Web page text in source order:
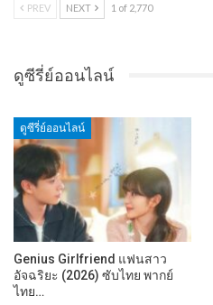
PREV NEXT 1 of 2,770
ดูซีรี่ย์ออนไลน์
ดูซีรี่ย์ออนไลน์
Genius Girlfriend แฟนสาว
อัจฉริยะ (2026) ซับไทย พากย์
ไทย…